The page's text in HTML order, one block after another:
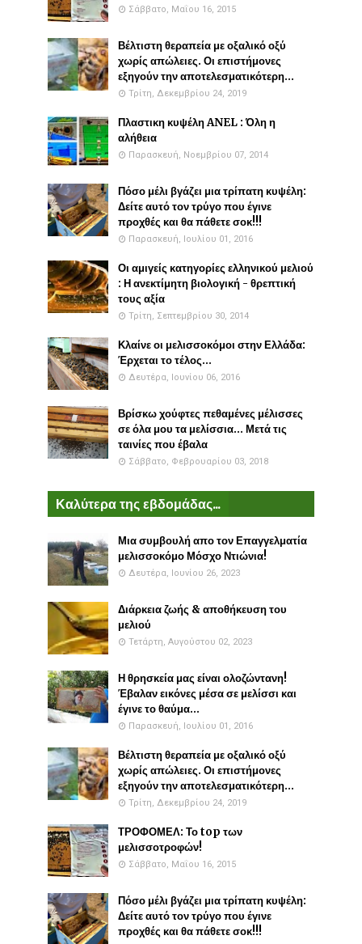
Σάββατο, Μαΐου 16, 2015
Βέλτιστη θεραπεία με οξαλικό οξύ
χωρίς απώλειες. Οι επιστήμονες
εξηγούν την αποτελεσματικότερη...
Τρίτη, Δεκεμβρίου 24, 2019
Πλαστικη κυψέλη ANEL : Όλη η
αλήθεια
Παρασκευή, Νοεμβρίου 07, 2014
Πόσο μέλι βγάζει μια τρίπατη κυψέλη:
Δείτε αυτό τον τρύγο που έγινε
προχθές και θα πάθετε σοκ!!!
Παρασκευή, Ιουλίου 01, 2016
Οι αμιγείς κατηγορίες ελληνικού μελιού
: Η ανεκτίμητη βιολογική - θρεπτική
τους αξία
Τρίτη, Σεπτεμβρίου 30, 2014
Κλαίνε οι μελισσοκόμοι στην Ελλάδα:
Έρχεται το τέλος...
Δευτέρα, Ιουνίου 06, 2016
Βρίσκω χούφτες πεθαμένες μέλισσες
σε όλα μου τα μελίσσια... Μετά τις
ταινίες που έβαλα
Σάββατο, Φεβρουαρίου 03, 2018
Καλύτερα της εβδομάδας...
Μια συμβουλή απο τον Επαγγελματία
μελισσοκόμο Μόσχο Ντιώνια!
Δευτέρα, Ιουνίου 26, 2023
Διάρκεια ζωής & αποθήκευση του
μελιού
Τετάρτη, Αυγούστου 02, 2023
Η θρησκεία μας είναι ολοζώντανη!
Έβαλαν εικόνες μέσα σε μελίσσι και
έγινε το θαύμα...
Παρασκευή, Ιουλίου 01, 2016
Βέλτιστη θεραπεία με οξαλικό οξύ
χωρίς απώλειες. Οι επιστήμονες
εξηγούν την αποτελεσματικότερη...
Τρίτη, Δεκεμβρίου 24, 2019
ΤΡΟΦΟΜΕΛ: Το top των
μελισσοτροφών!
Σάββατο, Μαΐου 16, 2015
Πόσο μέλι βγάζει μια τρίπατη κυψέλη:
Δείτε αυτό τον τρύγο που έγινε
προχθές και θα πάθετε σοκ!!!